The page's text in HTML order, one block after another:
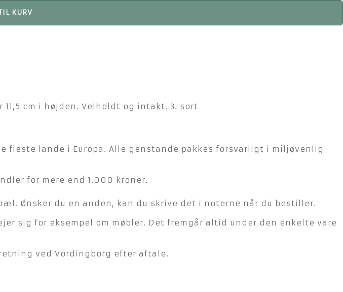
KURV
cm i højden. Velholdt og intakt. 3. sort
fleste lande i Europa. Alle genstande pakkes forsvarligt i miljøvenlig
for mere end 1.000 kroner.
Ønsker du en anden, kan du skrive det i noterne når du bestiller.
sig for eksempel om møbler. Det fremgår altid under den enkelte vare
ved Vordingborg efter aftale.